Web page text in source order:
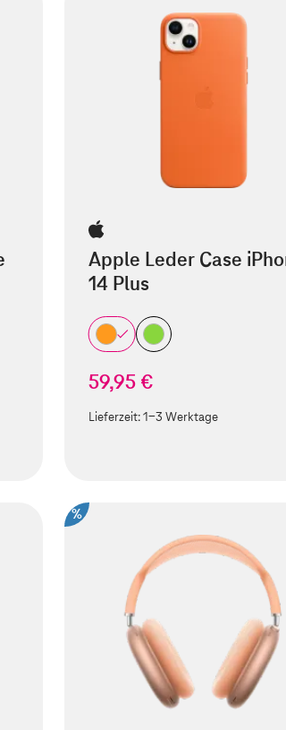
Apple Leder Case
14 Plus
59,95 €
Lieferzeit:1-3 Werktage
%